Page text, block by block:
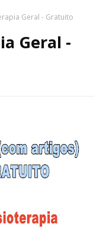
Geral - Gratuito
Geral -